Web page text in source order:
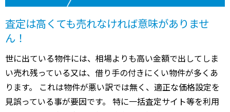
査定は高くても売れなければ意味がありませ
ん！
世に出ている物件には、相場よりも高い金額で出してしま
い売れ残っている又は、借り手の付きにくい物件が多くあ
ります。 これは物件が悪い訳では無く、適正な価格設定を
見誤っている事が要因です。 特に一括査定サイト等を利用